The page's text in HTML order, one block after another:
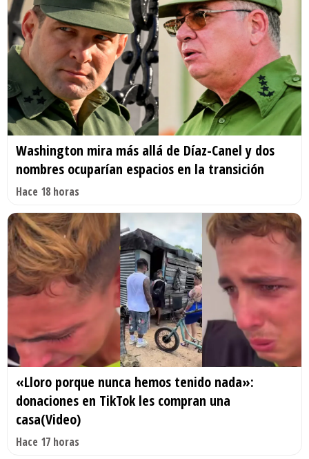
Washington mira más allá de Díaz-Canel y dos
nombres ocuparían espacios en la transición
Hace 18 horas
«Lloro porque nunca hemos tenido nada»:
donaciones en TikTok les compran una
casa(Video)
Hace 17 horas